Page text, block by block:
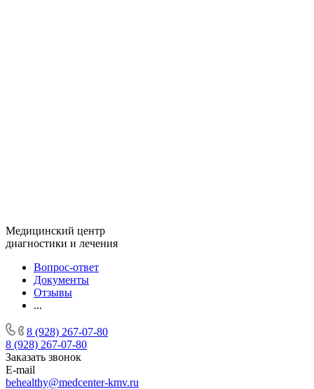
Медицинский центр
диагностики и лечения
Вопрос-ответ
Документы
Отзывы
...
8 (928) 267-07-80
8 (928) 267-07-80
Заказать звонок
E-mail
behealthy@medcenter-kmv.ru